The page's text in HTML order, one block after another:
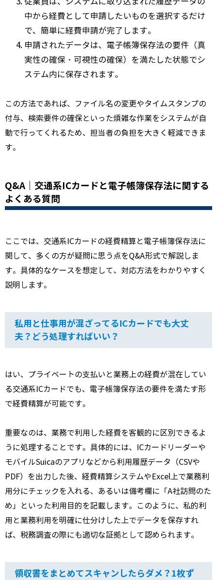
中から経費として申請したいものを選択するだけ
で、簡単に経費申請が完了します。
申請されたデータは、電子帳簿保存法の要件（真
実性の確保・可視性の確保）を満たした状態でシ
ステム内に保存されます。
この方法であれば、ファイル名の変更やタイムスタンプの
付与、検索要件の確保といった煩雑な作業をシステムが自
動で行ってくれるため、担当者の負担を大きく軽減できま
す。
Q&A｜交通系ICカードと電子帳簿保存法に関する
よくある質問
ここでは、交通系ICカードの経費精算と電子帳簿保存法に
関して、多くの方が疑問に思う点をQ&A形式で解説しま
す。具体的なケースを想定して、対応方法をわかりやすく
説明します。
私用と仕事用が混ざってるICカードでも大丈
夫？どう処理すればいい？
はい、プライベートの支払いと業務上の経費が混在してい
る交通系ICカードでも、電子帳簿保存法の要件を満たす形
で経費精算が可能です。
重要なのは、業務で利用した経費を客観的に区別できるよ
うに処理することです。具体的には、ICカードリーダーや
モバイルSuicaのアプリなどから利用履歴データ（CSVや
PDF）を出力した後、経費精算システムやExcel上で業務利
用分にチェックを入れる、あるいは備考欄に「A社訪問のた
め」といった利用目的を記載します。このように、私的利
用と業務利用を明確に仕分けした上でデータを保存すれ
ば、税務調査の際にも適切な証拠として認められます。
領収書をまとめてスキャンしたらダメ？1枚ず